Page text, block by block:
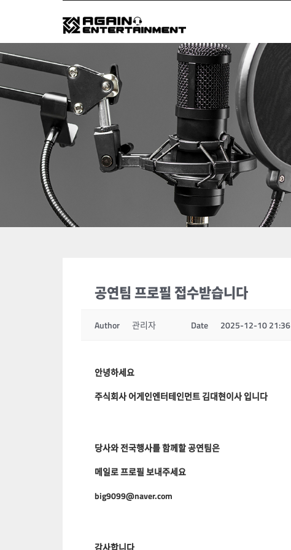
공연팀 프로필 접수받습니다
Author 관리자 Date 2025-12-10 21:36
안녕하세요
주식회사 어게인엔터테인먼트 김대현이사 입니다
당사와 전국행사를 함께할 공연팀은
메일로 프로필 보내주세요
big9099@naver.com
감사합니다